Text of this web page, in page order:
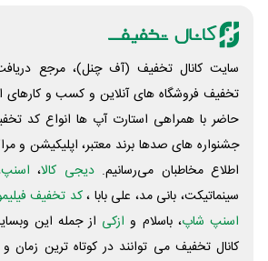
سایت کانال تخفیف (آف چنل)، مرجع
تخفیف فروشگاه های آنلاین و کسب و‌ کارهای
حاضر با همراهی استارت آپ ها انواع کد
جشنواره های صدها برند معتبر، اپلیکیشن و
اطلاع مخاطبان می‌رسانیم. دیجی کالا، اسنپ
سینماتیکت، بانی مد، علی‌ بابا ،کد تخفیف
اسنپ شاپ، باسلام و ازکی از جمله این
کانال تخفیف می توانند در کوتاه ترین زمان